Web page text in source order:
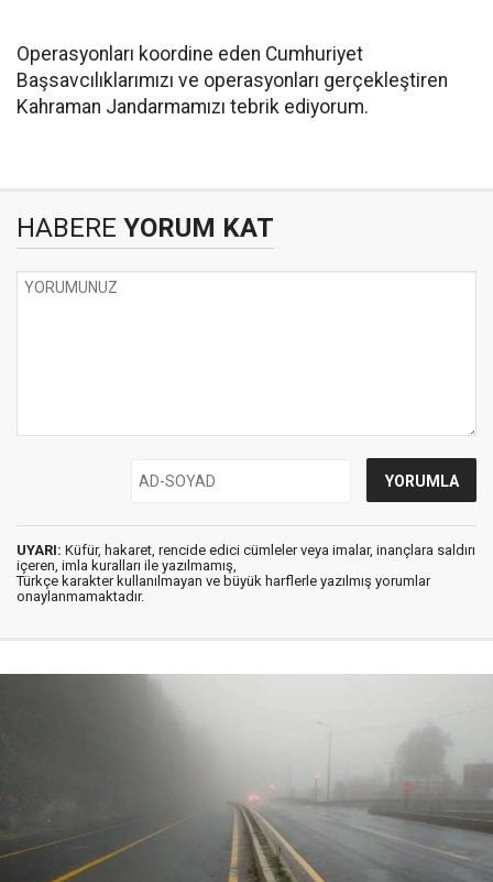
Operasyonları koordine eden Cumhuriyet
Başsavcılıklarımızı ve operasyonları gerçekleştiren
Kahraman Jandarmamızı tebrik ediyorum.
HABERE YORUM KAT
UYARI: Küfür, hakaret, rencide edici cümleler veya imalar, inançlara saldırı
içeren, imla kuralları ile yazılmamış,
Türkçe karakter kullanılmayan ve büyük harflerle yazılmış yorumlar
onaylanmamaktadır.